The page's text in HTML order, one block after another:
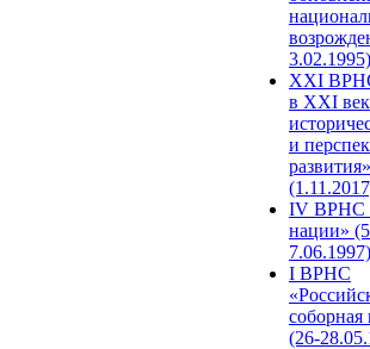
3.02.1995)
XХI
в XXI
и
развития»
IV ВРНС
нации»
7.06.1997)
I ВРНС
(26-